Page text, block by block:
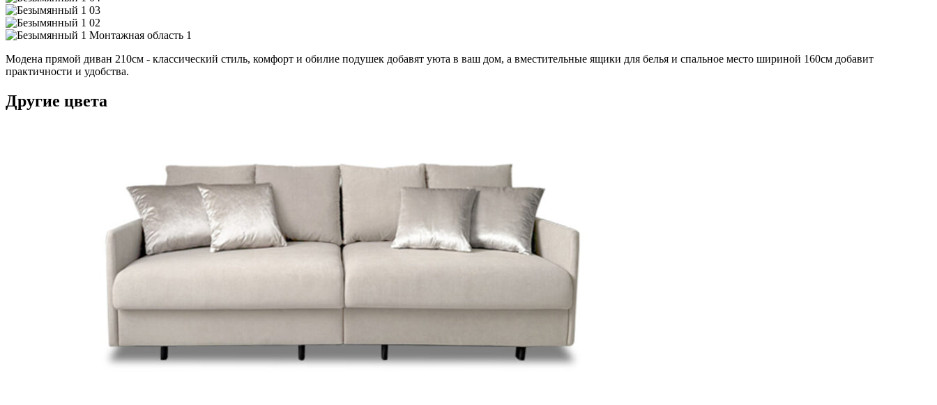
Модена прямой диван 210см - классический стиль, комфорт и обилие подушек добавят уюта в ваш дом, а вместительные ящики для белья и спальное место шириной 160см добавит
практичности и удобства.
Другие цвета